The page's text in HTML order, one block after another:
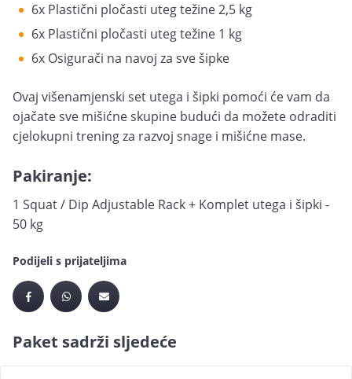
6x Plastični pločasti uteg težine 2,5 kg
6x Plastični pločasti uteg težine 1 kg
6x Osigurači na navoj za sve šipke
Ovaj višenamjenski set utega i šipki pomoći će vam da
ojačate sve mišićne skupine budući da možete odraditi
cjelokupni trening za razvoj snage i mišićne mase.
Pakiranje:
1 Squat / Dip Adjustable Rack + Komplet utega i šipki -
50 kg
Podijeli s prijateljima
Paket sadrži sljedeće